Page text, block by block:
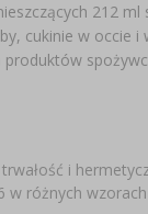
212 ml
cukinie w occie i
produktów
i
w różnych